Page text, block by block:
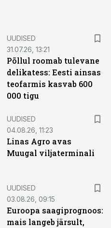
UUDISED
31.07.26, 13:21
Põllul roomab tulevane
delikatess: Eesti ainsas
teofarmis kasvab 600
000 tigu
UUDISED
04.08.26, 11:23
Linas Agro avas
Muugal viljaterminali
UUDISED
03.08.26, 09:15
Euroopa saagiprognoos:
mais langeb järsult,